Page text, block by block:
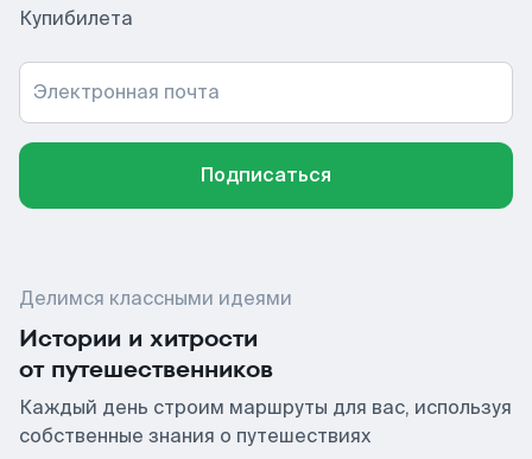
Купибилета
Электронная почта
Подписаться
Делимся классными идеями
Истории и хитрости
от путешественников
Каждый день строим маршруты для вас, используя
собственные знания о путешествиях